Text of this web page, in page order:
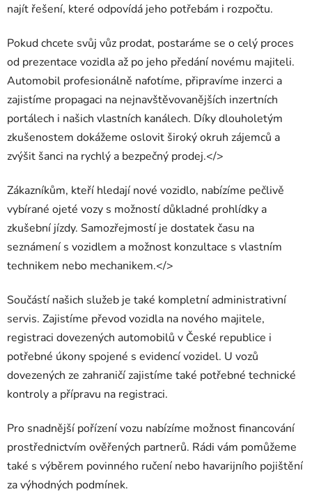
najít řešení, které odpovídá jeho potřebám i rozpočtu.
Pokud chcete svůj vůz prodat, postaráme se o celý proces
od prezentace vozidla až po jeho předání novému majiteli.
Automobil profesionálně nafotíme, připravíme inzerci a
zajistíme propagaci na nejnavštěvovanějších inzertních
portálech i našich vlastních kanálech. Díky dlouholetým
zkušenostem dokážeme oslovit široký okruh zájemců a
zvýšit šanci na rychlý a bezpečný prodej.</>
Zákazníkům, kteří hledají nové vozidlo, nabízíme pečlivě
vybírané ojeté vozy s možností důkladné prohlídky a
zkušební jízdy. Samozřejmostí je dostatek času na
seznámení s vozidlem a možnost konzultace s vlastním
technikem nebo mechanikem.</>
Součástí našich služeb je také kompletní administrativní
servis. Zajistíme převod vozidla na nového majitele,
registraci dovezených automobilů v České republice i
potřebné úkony spojené s evidencí vozidel. U vozů
dovezených ze zahraničí zajistíme také potřebné technické
kontroly a přípravu na registraci.
Pro snadnější pořízení vozu nabízíme možnost financování
prostřednictvím ověřených partnerů. Rádi vám pomůžeme
také s výběrem povinného ručení nebo havarijního pojištění
za výhodných podmínek.